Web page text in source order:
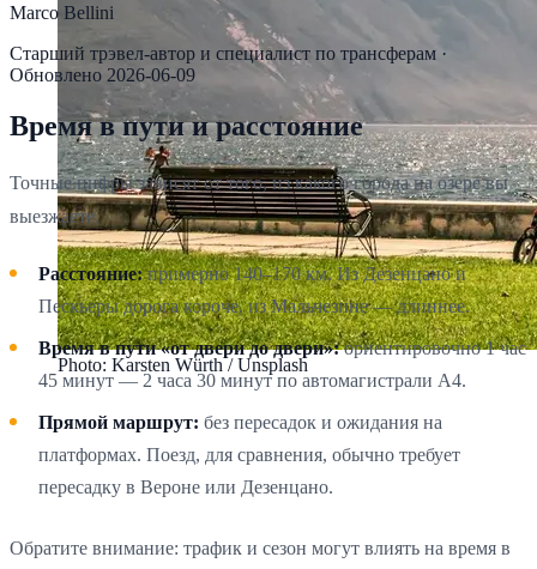
Photo: Karsten Würth / Unsplash
Marco Bellini
Старший трэвел-автор и специалист по трансферам ·
Обновлено 2026-06-09
Время в пути и расстояние
Точные цифры зависят от того, из какого города на озере вы
выезжаете.
Расстояние:примерно 140–170 км. Из Дезенцано и
Пескьеры дорога короче, из Мальчезине — длиннее.
Время в пути «от двери до двери»:ориентировочно 1 час
45 минут — 2 часа 30 минут по автомагистрали A4.
Прямой маршрут: без пересадок и ожидания на
платформах. Поезд, для сравнения, обычно требует
пересадку в Вероне или Дезенцано.
Обратите внимание: трафик и сезон могут влиять на время в